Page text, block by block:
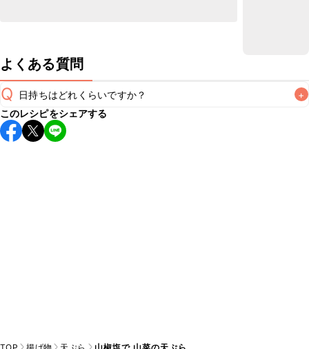
よくある質問
Q 日持ちはどれくらいですか？ +
保存期間は冷蔵で翌日中が目安です。なるべくお早めにお召
し上がりください。
このレシピをシェアする
TOP 揚げ物 天ぷら 山椒塩で 山菜の天ぷら